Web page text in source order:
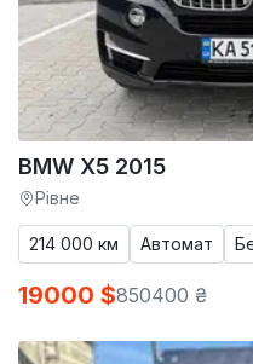
BMW X5 2015
Рівне
214 000 км Автомат
19000 $850400 ₴